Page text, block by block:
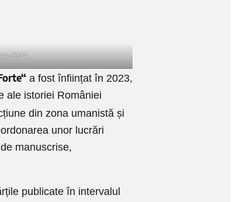
2024
a fost înființat în 2023,
ale istoriei României
din zona umanistă și
unor lucrări
manuscrise,
publicate în intervalul